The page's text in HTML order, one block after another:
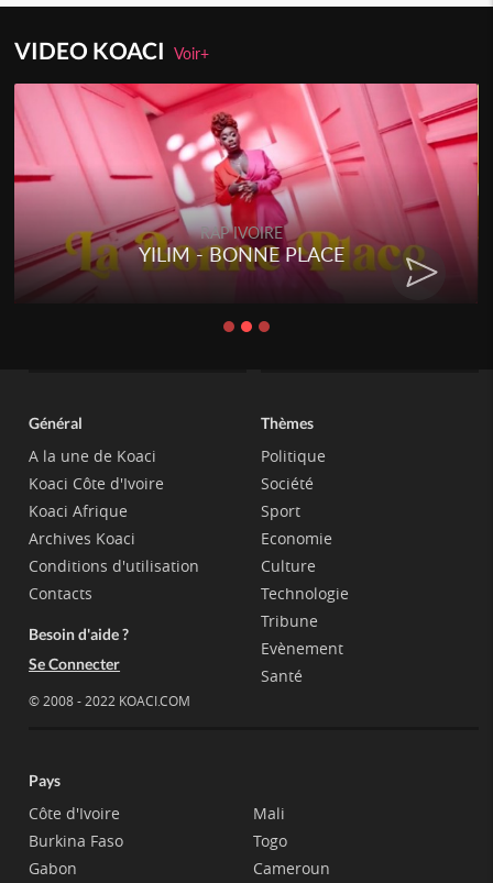
VIDEO KOACIVoir+
RAP IVOIRE
YILIM - BONNE PLACE
Général
A la une de Koaci
Koaci Côte d'Ivoire
Koaci Afrique
Archives Koaci
Conditions d'utilisation
Contacts
Besoin d'aide ?
Se Connecter
© 2008 - 2022 KOACI.COM
Thèmes
Politique
Société
Sport
Economie
Culture
Technologie
Tribune
Evènement
Santé
Pays
Côte d'Ivoire
Burkina Faso
Gabon
Mali
Togo
Cameroun